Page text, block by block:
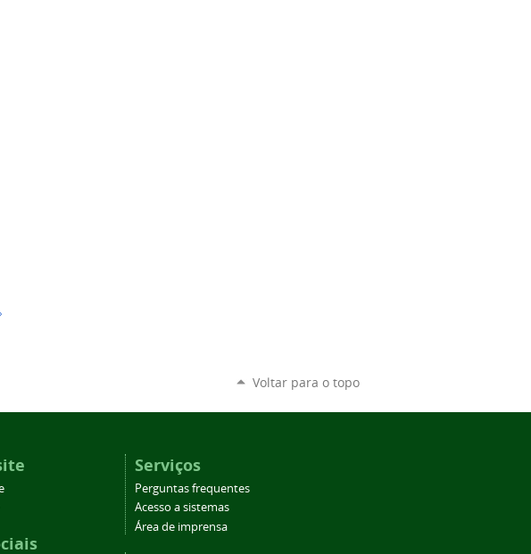
Voltar para o topo
Serviços
Perguntas frequentes
Acesso a sistemas
Área de imprensa